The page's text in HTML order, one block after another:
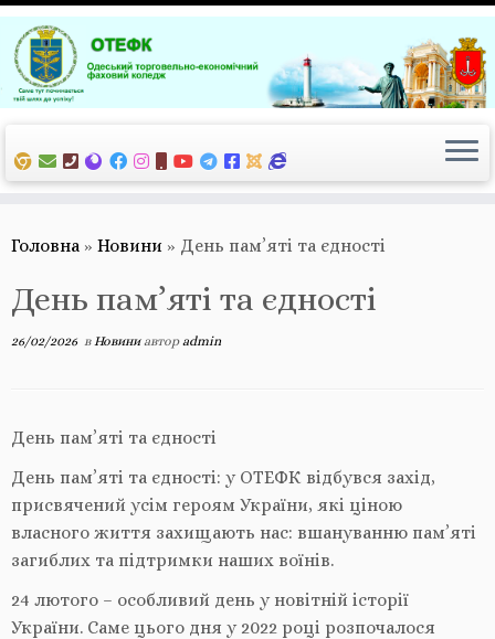
Перейти
до
вмісту
Головна » Новини » День пам’яті та єдності
День пам’яті та єдності
26/02/2026в Новиниавторadmin
День пам’яті та єдності
День пам’яті та єдності: у ОТЕФК відбувся захід,
присвячений усім героям України, які ціною
власного життя захищають нас: вшануванню пам’яті
загиблих та підтримки наших воїнів.
24 лютого – особливий день у новітній історії
України. Саме цього дня у 2022 році розпочалося